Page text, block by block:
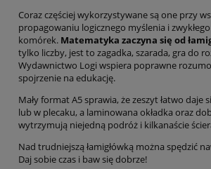
Coraz częściej wykorzystywane są one przy
propagowaniu logicznego myślenia i
komórek. Matematyka zaczyna się od
tylko liczby, jest to zagadka, szarada, gra do
Wydawnictwo Logi wspiera poprawne
spojrzenie na edukację.
Mały format A5 sprawia, że zeszyt łatwo daje
lub w plecaku, a laminowana okładka oraz
wytrzymują niejedną podróż i kilkanaście
Nad trudniejszą łamigłówką można spędzić
Daj sobie czas i baw się dobrze!